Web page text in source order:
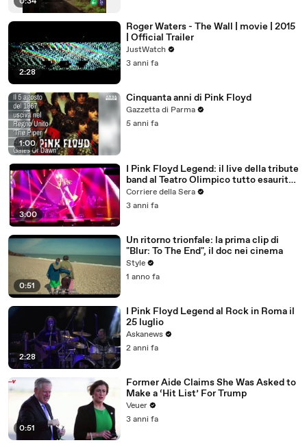
2:28
Roger Waters - The Wall | movie | 2015
| Official Trailer
JustWatch
3 anni fa
1:00
Cinquanta anni di Pink Floyd
Gazzetta di Parma
5 anni fa
3:00
I Pink Floyd Legend: il live della tribute
band al Teatro Olimpico tutto esaurito.
Applausi al grande rock
Corriere della Sera
3 anni fa
0:51
Un ritorno trionfale: la prima clip di
"Blur: To The End", il doc nei cinema
Style
1 anno fa
2:28
I Pink Floyd Legend al Rock in Roma il
25 luglio
Askanews
2 anni fa
0:51
Former Aide Claims She Was Asked to
Make a ‘Hit List’ For Trump
Veuer
3 anni fa